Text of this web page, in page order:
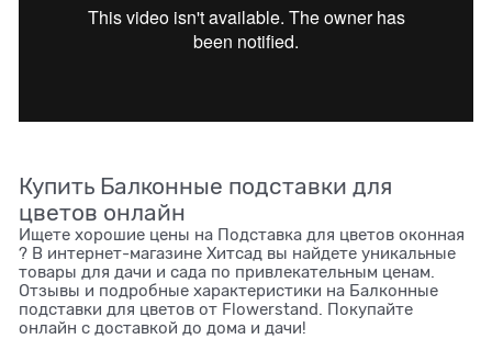
Купить Балконные подставки для
цветов онлайн
Ищете хорошие цены на Подставка для цветов оконная
? В интернет-магазине Хитсад вы найдете уникальные
товары для дачи и сада по привлекательным ценам.
Отзывы и подробные характеристики на Балконные
подставки для цветов от Flowerstand. Покупайте
онлайн с доставкой до дома и дачи!